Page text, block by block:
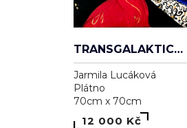
TRANSGALAKTICKÁ
Jarmila Lucáková
Plátno
70cm x 70cm
12 000 Kč